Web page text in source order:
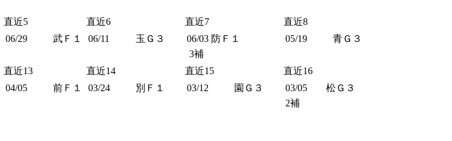
直近5 直近6 直近7
直近8
06/29 武Ｆ１ 06/11 玉Ｇ３ 06/03 防Ｆ１
3補
05/19 青Ｇ３
直近13 直近14 直近15
直近16
04/05 前Ｆ１ 03/24 別Ｆ１ 03/12 園Ｇ３ 03/05
松Ｇ３
2補